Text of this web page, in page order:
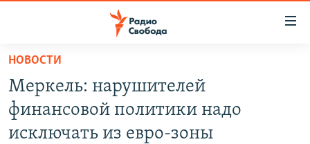
упрощенного
доступа
Вернуться
основному
ПОДКАСТЫ
АВТОРСКИЕ ПРОЕКТЫ
НОВОСТИ
Меркель: нарушителей
финансовой политики надо
исключать из евро-зоны